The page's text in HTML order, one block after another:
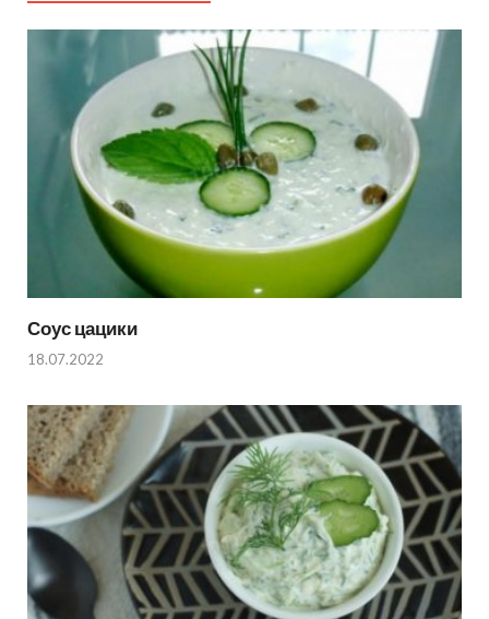
Соус цацики
18.07.2022